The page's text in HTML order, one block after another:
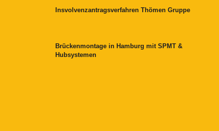
Insvolvenzantragsverfahren Thömen Gruppe
Brückenmontage in Hamburg mit SPMT &
Hubsystemen